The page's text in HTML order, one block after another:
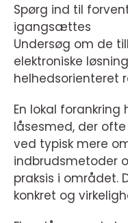
Spørg ind til
igangsættes
Undersøg om de
elektroniske
helhedsorienteret
En lokal forankring
låsesmed, der
ved typisk mere
indbrudsmetoder
praksis i området.
konkret og